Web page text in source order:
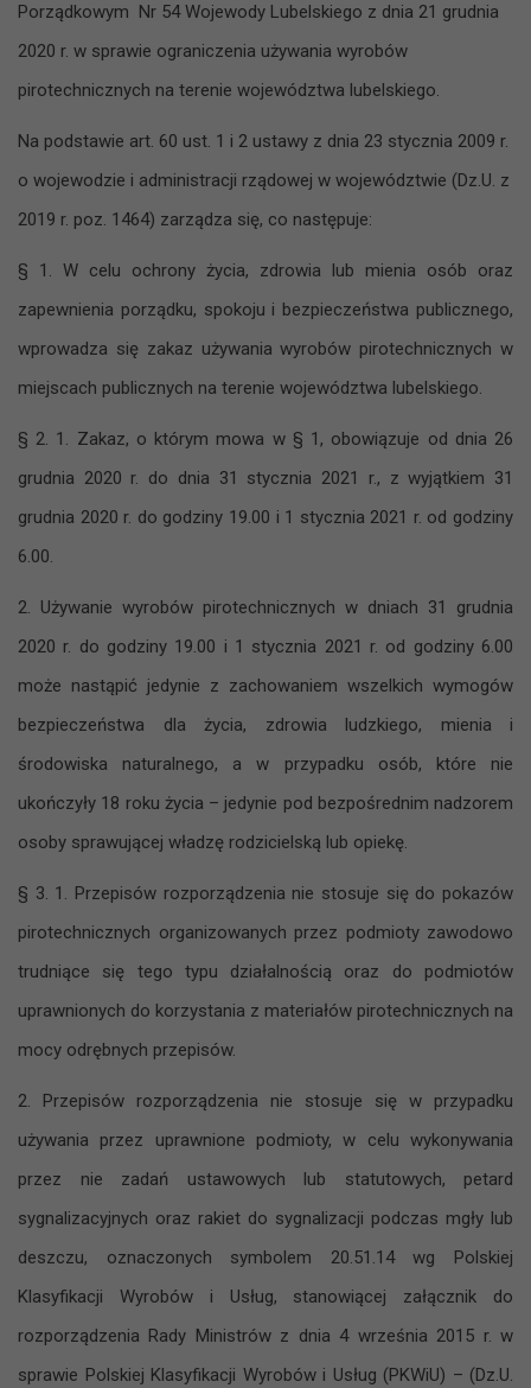
Porządkowym Nr 54 Wojewody Lubelskiego z dnia 21 grudnia
2020 r. w sprawie ograniczenia używania wyrobów
pirotechnicznych na terenie województwa lubelskiego.
Na podstawie art. 60 ust. 1 i 2 ustawy z dnia 23 stycznia 2009 r.
o wojewodzie i administracji rządowej w województwie (Dz.U. z
2019 r. poz. 1464) zarządza się, co następuje:
§ 1. W celu ochrony życia, zdrowia lub mienia osób oraz
zapewnienia porządku, spokoju i bezpieczeństwa publicznego,
wprowadza się zakaz używania wyrobów pirotechnicznych w
miejscach publicznych na terenie województwa lubelskiego.
§ 2. 1. Zakaz, o którym mowa w § 1, obowiązuje od dnia 26
grudnia 2020 r. do dnia 31 stycznia 2021 r., z wyjątkiem 31
grudnia 2020 r. do godziny 19.00 i 1 stycznia 2021 r. od godziny
6.00.
2. Używanie wyrobów pirotechnicznych w dniach 31 grudnia
2020 r. do godziny 19.00 i 1 stycznia 2021 r. od godziny 6.00
może nastąpić jedynie z zachowaniem wszelkich wymogów
bezpieczeństwa dla życia, zdrowia ludzkiego, mienia i
środowiska naturalnego, a w przypadku osób, które nie
ukończyły 18 roku życia – jedynie pod bezpośrednim nadzorem
osoby sprawującej władzę rodzicielską lub opiekę.
§ 3. 1. Przepisów rozporządzenia nie stosuje się do pokazów
pirotechnicznych organizowanych przez podmioty zawodowo
trudniące się tego typu działalnością oraz do podmiotów
uprawnionych do korzystania z materiałów pirotechnicznych na
mocy odrębnych przepisów.
2. Przepisów rozporządzenia nie stosuje się w przypadku
używania przez uprawnione podmioty, w celu wykonywania
przez nie zadań ustawowych lub statutowych, petard
sygnalizacyjnych oraz rakiet do sygnalizacji podczas mgły lub
deszczu, oznaczonych symbolem 20.51.14 wg Polskiej
Klasyfikacji Wyrobów i Usług, stanowiącej załącznik do
rozporządzenia Rady Ministrów z dnia 4 września 2015 r. w
sprawie Polskiej Klasyfikacji Wyrobów i Usług (PKWiU) – (Dz.U.